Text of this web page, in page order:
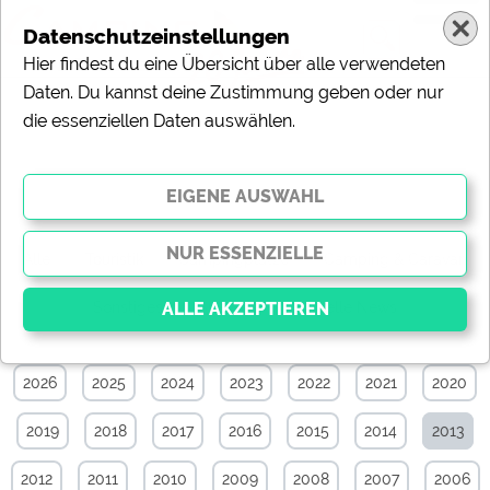
Campingplätze
Specials Aktuelle News
2026 2025 2024 2023 2022 2021 2020
2019 2018 2017 2016 2015 2014 2013
2012 2011 2010 2009 2008 2007 2006
Datenschutzeinstellungen
Hier findest du eine Übersicht über alle verwendeten
Daten. Du kannst deine Zustimmung geben oder nur
die essenziellen Daten auswählen.
Essenziell
Essenzielle Cookies ermöglichen grundlegende
Funktionen und sind für die einwandfreie Funktion der
werden Teile der Websitenicht funktionieren.